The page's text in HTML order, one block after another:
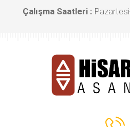
Çalışma Saatleri :